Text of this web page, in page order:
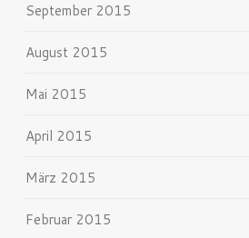
September 2015
August 2015
Mai 2015
April 2015
März 2015
Februar 2015